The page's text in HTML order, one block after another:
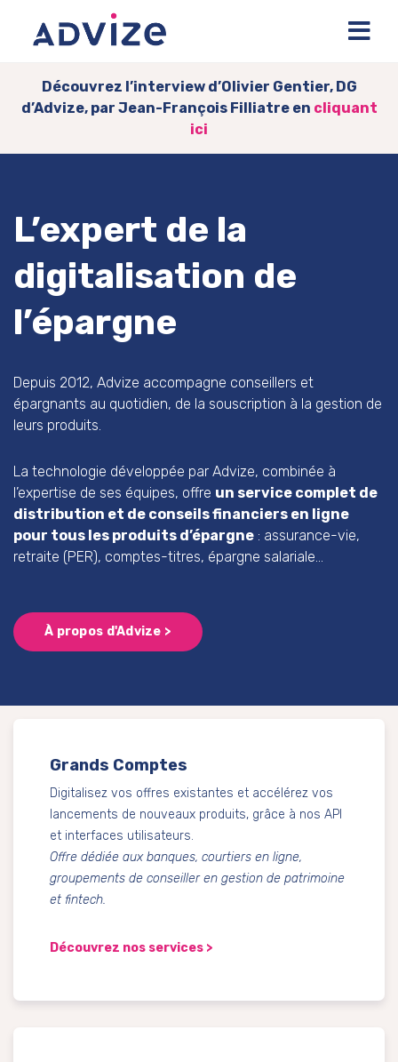
Découvrez l’interview d’Olivier Gentier, DG
d’Advize, par Jean-François Filliatre en cliquant
ici
L’expert de la
digitalisation de
l’épargne
Depuis 2012, Advize accompagne conseillers et
épargnants au quotidien, de la souscription à la gestion de
leurs produits.
La technologie développée par Advize, combinée à
l’expertise de ses équipes, offre un service complet de
distribution et de conseils financiers en ligne
pour tous les produits d’épargne : assurance-vie,
retraite (PER), comptes-titres, épargne salariale…
À propos d'Advize >
Grands Comptes
Digitalisez vos offres existantes et accélérez vos
lancements de nouveaux produits, grâce à nos API
et interfaces utilisateurs.
Offre dédiée aux banques, courtiers en ligne,
groupements de conseiller en gestion de patrimoine
et fintech.
Découvrez nos services >